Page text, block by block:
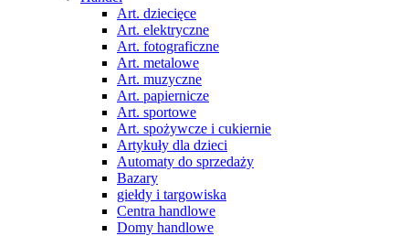
Art. dziecięce
Art. elektryczne
Art. fotograficzne
Art. metalowe
Art. muzyczne
Art. papiernicze
Art. sportowe
Art. spożywcze i cukiernie
Artykuły dla dzieci
Automaty do sprzedaży
Bazary
giełdy i targowiska
Centra handlowe
Domy handlowe